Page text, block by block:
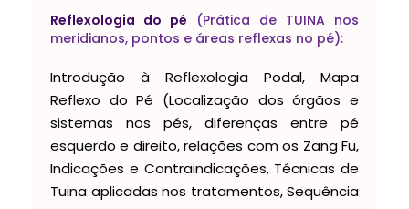
Reflexologia do pé (Prática de TUINA nos
meridianos, pontos e áreas reflexas no pé):
Introdução à Reflexologia Podal, Mapa
Reflexo do Pé (Localização dos órgãos e
sistemas nos pés, diferenças entre pé
esquerdo e direito, relações com os Zang Fu,
Indicações e Contraindicações, Técnicas de
Tuina aplicadas nos tratamentos, Sequência